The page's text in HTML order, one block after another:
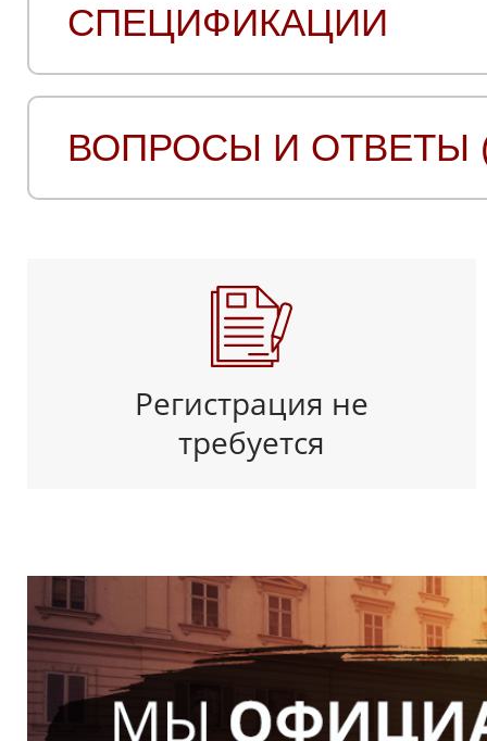
СПЕЦИФИКАЦИИ
ВОПРОСЫ И ОТВЕТЫ
Регистрация не
требуется